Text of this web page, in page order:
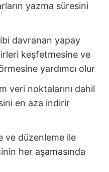
yazma süresini
davranan yapay
keşfetmesine ve
yardımcı olur
veri noktalarını dahil
en aza indirir
ve düzenleme ile
her aşamasında